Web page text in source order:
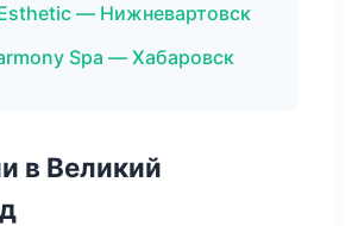
— Нижневартовск
Spa — Хабаровск
в Великий